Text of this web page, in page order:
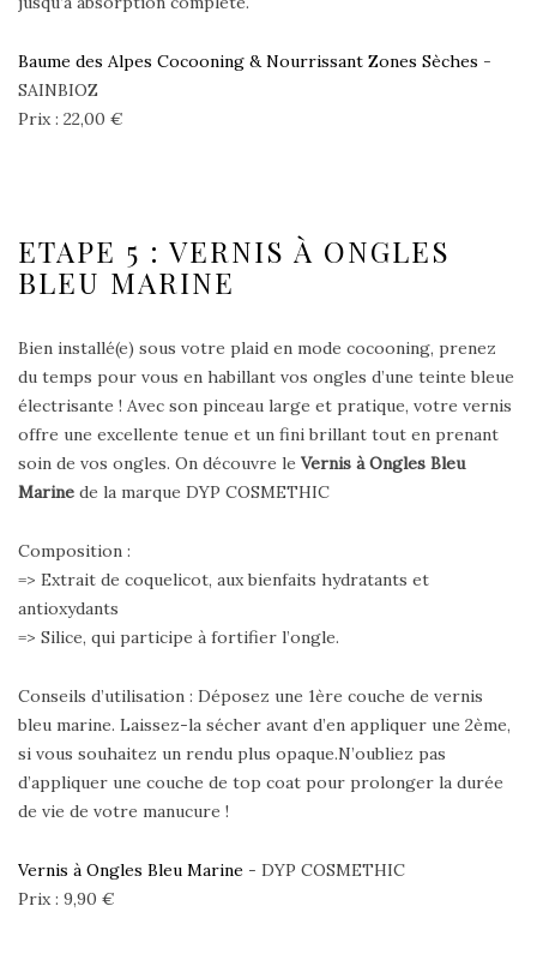
Baume des Alpes Cocooning & Nourrissant Zones Sèches -
SAINBIOZ
Prix : 22,00 €
ETAPE 5 : VERNIS À ONGLES
BLEU MARINE
Bien installé(e) sous votre plaid en mode cocooning, prenez
du temps pour vous en habillant vos ongles d’une teinte bleue
électrisante ! Avec son pinceau large et pratique, votre vernis
offre une excellente tenue et un fini brillant tout en prenant
soin de vos ongles. On découvre le Vernis à Ongles Bleu
Marine de la marque DYP COSMETHIC
Composition :
=> Extrait de coquelicot, aux bienfaits hydratants et
antioxydants
=> Silice, qui participe à fortifier l’ongle.
Conseils d’utilisation : Déposez une 1ère couche de vernis
bleu marine. Laissez-la sécher avant d’en appliquer une 2ème,
si vous souhaitez un rendu plus opaque.N’oubliez pas
d’appliquer une couche de top coat pour prolonger la durée
de vie de votre manucure !
Vernis à Ongles Bleu Marine - DYP COSMETHIC
Prix : 9,90 €